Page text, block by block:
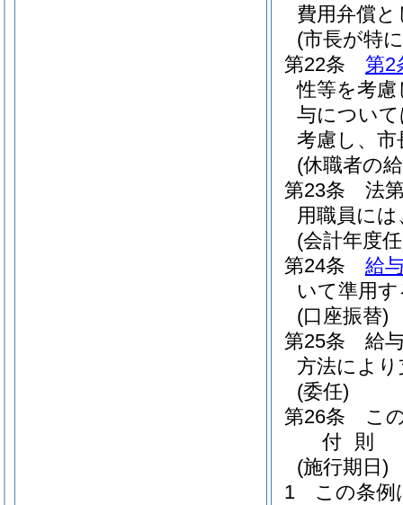
費用弁償
(市長が特
第22条
第2
性等を考
与につい
考慮し、
(休職者の
第23条
法
用職員に
(会計年度
第24条
給
いて準用
(口座振替)
第25条
給
方法によ
(委任)
第26条
こ
付 則
(施行期日)
1
この条例